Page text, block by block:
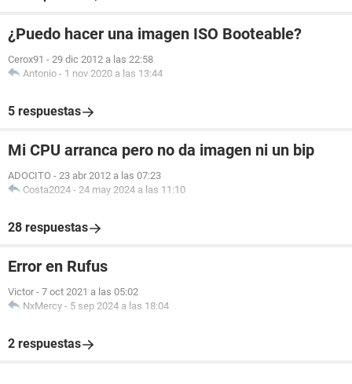
¿Puedo hacer una imagen ISO Booteable?
Cerox91 - 29 dic 2012 a las 22:58
Antonio - 1 nov 2020 a las 13:44
5 respuestas
Mi CPU arranca pero no da imagen ni un bip
ADOCITO - 23 abr 2012 a las 07:23
Costa2024 - 24 may 2024 a las 11:10
28 respuestas
Error en Rufus
Victor - 7 oct 2021 a las 05:02
NxMercy - 5 sep 2024 a las 18:04
2 respuestas